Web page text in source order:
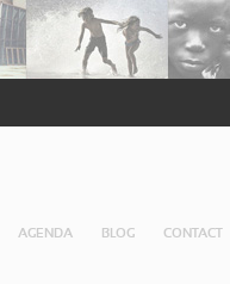
AGENDA BLOG CONTACT